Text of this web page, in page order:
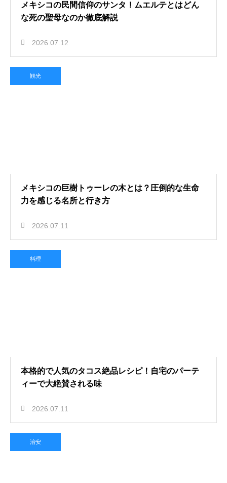
メキシコの民間信仰のサンタ！ムエルテとはどん
な死の聖母なのか徹底解説
2026.07.12
観光
メキシコの巨樹トゥーレの木とは？圧倒的な生命
力を感じる名所と行き方
2026.07.11
料理
本格的で人気のタコス絶品レシピ！自宅のパーテ
ィーで大絶賛される味
2026.07.11
治安